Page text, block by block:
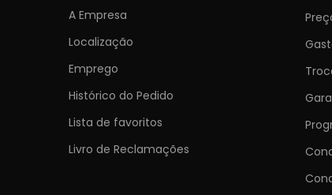
A Empresa
Localização
Emprego
Histórico do Pedido
Lista de favoritos
Livro de Reclamações